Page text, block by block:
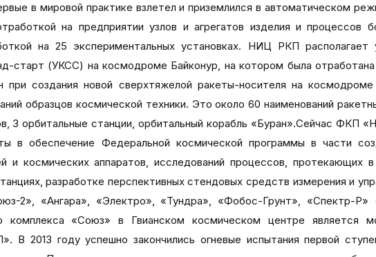
в мировой практике взлетел и приземлился в автоматическом
на предприятии узлов и агрегатов изделия и процессов
на 25 экспериментальных установках. НИЦ РКП
старт (УКСС) на космодроме Байконур, на котором была
создания новой сверхтяжелой ракеты-носителя на
образцов космической техники. Это около 60 наименований
3 орбитальные станции, орбитальный корабль «Буран».Сейчас ФКП
в обеспечение Федеральной космической программы в части
и космических аппаратов, исследований процессов,
разработке перспективных стендовых средств измерения и
2», «Ангара», «Электро», «Тундра», «Фобос-Грунт», «Спектр-Р»
комплекса «Союз» в Гвианском космическом центре является
2013 году успешно закончились огневые испытания первой